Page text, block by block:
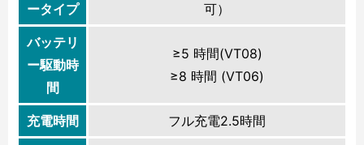
ータイプ
可）
バッテリ
ー駆動時
間
≥5 時間(VT08)
≥8 時間 (VT06)
充電時間 フル充電2.5時間